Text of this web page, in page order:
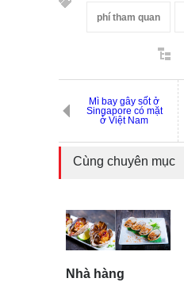
phí tham quan
Mì bay gây sốt ở
Singapore có mặt
ở Việt Nam
Cùng chuyên mục
Nhà hàng